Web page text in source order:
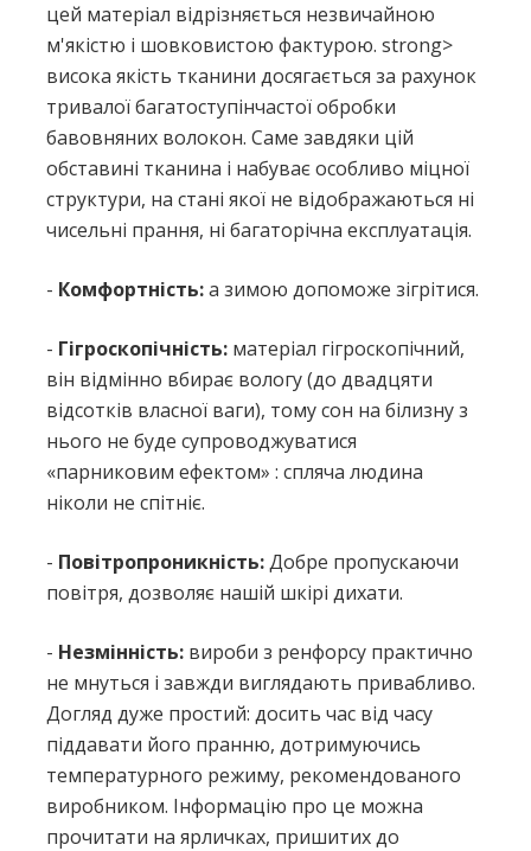
цей матеріал відрізняється незвичайною
м'якістю і шовковистою фактурою. strong>
висока якість тканини досягається за рахунок
тривалої багатоступінчастої обробки
бавовняних волокон. Саме завдяки цій
обставині тканина і набуває особливо міцної
структури, на стані якої не відображаються ні
чисельні прання, ні багаторічна експлуатація.
- Комфортність:а зимою допоможе зігрітися.
- Гігроскопічність: матеріал гігроскопічний,
він відмінно вбирає вологу (до двадцяти
відсотків власної ваги), тому сон на білизну з
нього не буде супроводжуватися
«парниковим ефектом» : спляча людина
ніколи не спітніє.
- Повітропроникність:Добре пропускаючи
повітря, дозволяє нашій шкірі дихати.
- Незмінність: вироби з ренфорсу практично
не мнуться і завжди виглядають привабливо.
Догляд дуже простий: досить час від часу
піддавати його пранню, дотримуючись
температурного режиму, рекомендованого
виробником. Інформацію про це можна
прочитати на ярличках, пришитих до